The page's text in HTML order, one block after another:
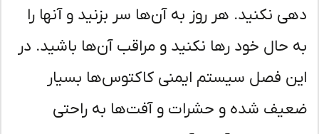
نکنید. هر روز به آن‌ها سر بزنید و آنها را
حال خود رها نکنید و مراقب آن‌ها باشید. در
فصل سیستم ایمنی کاکتوس‌ها بسیار
شده و حشرات و آفت‌ها به راحتی